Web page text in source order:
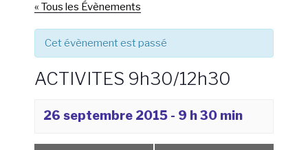
« Tous les Évènements
Cet évènement est passé
ACTIVITES 9h30/12h30
26 septembre 2015 - 9 h 30 min